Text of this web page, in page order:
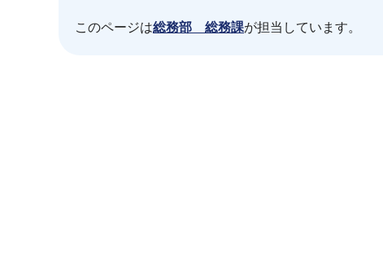
このページは総務部 総務課が担当しています。